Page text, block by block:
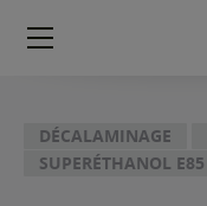
Méga
DÉCALAMINAGE
SUPERÉTHANOL E85